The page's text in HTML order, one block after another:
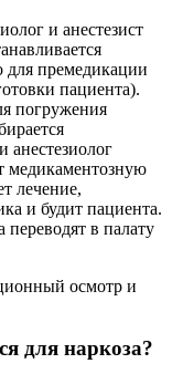
и анестезист
для премедикации
пациента).
погружения
медикаментозную
лечение,
и будит пациента.
переводят в палату
осмотр и
для наркоза?